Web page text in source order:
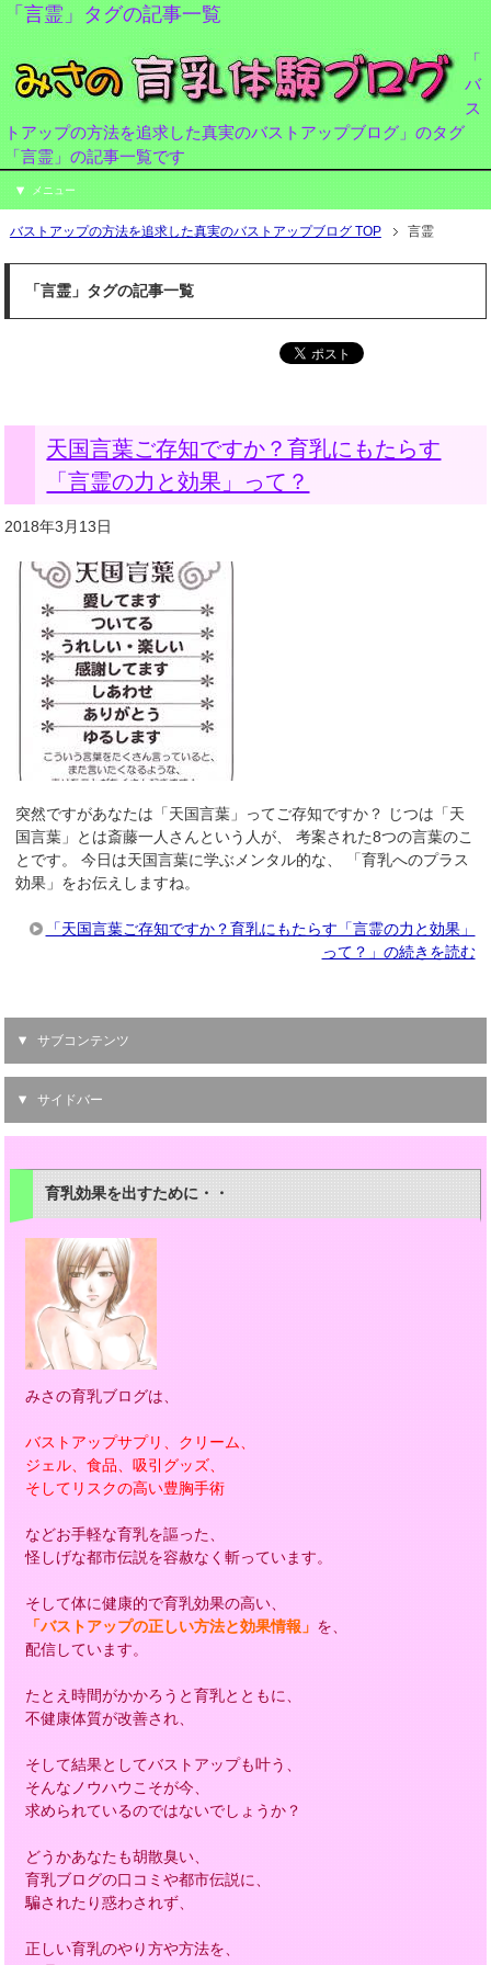
「言霊」タグの記事一覧
「
バ
ス
トアップの方法を追求した真実のバストアップブログ」のタグ
「言霊」の記事一覧です
メニュー
バストアップの方法を追求した真実のバストアップブログ TOP 言霊
「言霊」タグの記事一覧
天国言葉ご存知ですか？育乳にもたらす
「言霊の力と効果」って？
2018年3月13日
突然ですがあなたは「天国言葉」ってご存知ですか？ じつは「天
国言葉」とは斎藤一人さんという人が、 考案された8つの言葉のこ
とです。 今日は天国言葉に学ぶメンタル的な、 「育乳へのプラス
効果」をお伝えしますね。
「天国言葉ご存知ですか？育乳にもたらす「言霊の力と効果」
って？」の続きを読む
サブコンテンツ
サイドバー
育乳効果を出すために・・
みさの育乳ブログは、
バストアップサプリ、クリーム、
ジェル、食品、吸引グッズ、
そしてリスクの高い豊胸手術
などお手軽な育乳を謳った、
怪しげな都市伝説を容赦なく斬っています。
そして体に健康的で育乳効果の高い、
「バストアップの正しい方法と効果情報」 を、
配信しています。
たとえ時間がかかろうと育乳とともに、
不健康体質が改善され、
そして結果としてバストアップも叶う、
そんなノウハウこそが今、
求められているのではないでしょうか？
どうかあなたも胡散臭い、
育乳ブログの口コミや都市伝説に、
騙されたり惑わされず、
正しい育乳のやり方や方法を、